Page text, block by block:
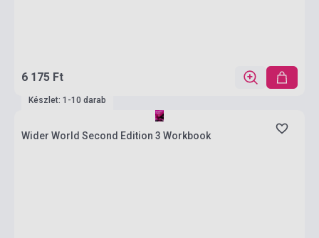
6 175 Ft
Készlet: 1-10 darab
Wider World Second Edition 3 Workbook